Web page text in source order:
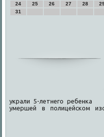
24
25 26 27 28
31
украли 5-летнего ребенка
умершей в полицейском